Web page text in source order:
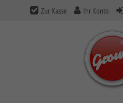
Zur Kasse Ihr Konto